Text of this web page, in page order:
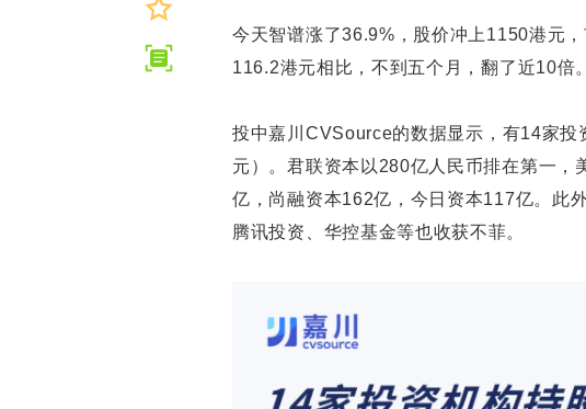
今天智谱涨了36.9%，股价冲上1150港元
116.2港元相比，不到五个月，翻了近10倍。
投中嘉川CVSource的数据显示，有14家
元）。君联资本以280亿人民币排在第一
亿，尚融资本162亿，今日资本117亿。此
腾讯投资、华控基金等也收获不菲。